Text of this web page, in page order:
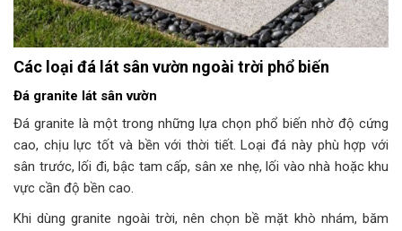
Các loại đá lát sân vườn ngoài trời phổ biến
Đá granite lát sân vườn
Đá granite là một trong những lựa chọn phổ biến nhờ độ cứng
cao, chịu lực tốt và bền với thời tiết. Loại đá này phù hợp với
sân trước, lối đi, bậc tam cấp, sân xe nhẹ, lối vào nhà hoặc khu
vực cần độ bền cao.
Khi dùng granite ngoài trời, nên chọn bề mặt khò nhám, băm